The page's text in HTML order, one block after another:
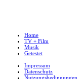
Home
TV + Film
Musik
Getestet
Impressum
Datenschutz
Nutzungsbedingungen